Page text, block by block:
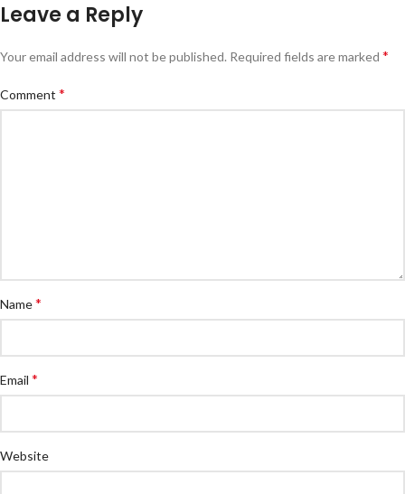
Leave a Reply
Your email address will not be published. Required fields are marked *
Comment *
Name*
Email *
Website